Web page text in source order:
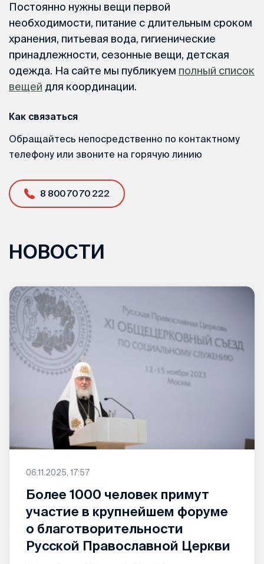
Постоянно нужны вещи первой
необходимости, питание с длительным сроком
хранения, питьевая вода, гигиенические
принадлежности, сезонные вещи, детская
одежда. На сайте мы публикуем полный список
вещей для координации.
Как связаться
Обращайтесь непосредственно по контактному
телефону или звоните на горячую линию
8 800 70 70 222
НОВОСТИ
06.11.2025, 17:57
Более 1000 человек примут
участие в крупнейшем форуме
о благотворительности
Русской Православной Церкви